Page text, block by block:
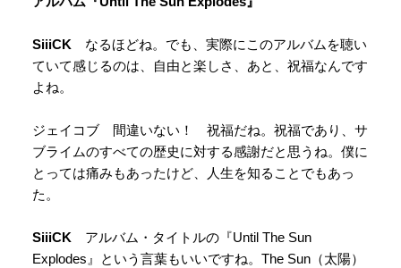
SiiiCK なるほどね。でも、実際にこのアルバムを聴い
ていて感じるのは、自由と楽しさ、あと、祝福なんです
よね。
ジェイコブ 間違いない！ 祝福だね。祝福であり、サ
ブライムのすべての歴史に対する感謝だと思うね。僕に
とっては痛みもあったけど、人生を知ることでもあっ
た。
SiiiCK アルバム・タイトルの『Until The Sun
Explodes』という言葉もいいですね。The Sun（太陽）